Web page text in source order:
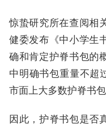
惊蛰研究所在查阅相
健委发布《中小学生
确和肯定护脊书包的
中明确书包重量不超
市面上大多数护脊书
因此，护脊书包是否